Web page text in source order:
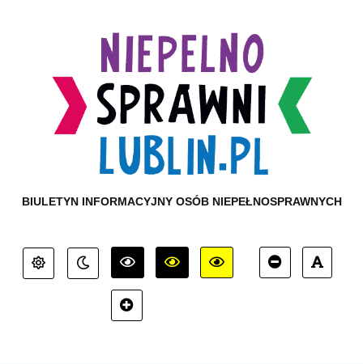
BIULETYN INFORMACYJNY OSÓB NIEPEŁNOSPRAWNYCH